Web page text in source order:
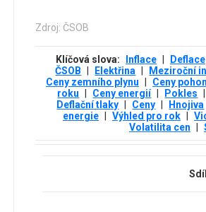
Zdroj: ČSOB
Klíčová slova: Inflace Deflace
ČSOB
Elektřina Meziroční
Ceny zemního plynu
Ceny
roku
Ceny energií Pokles
Deflační tlaky
Ceny Hnojiva
energie
Výhled pro rok
Volatilita cen